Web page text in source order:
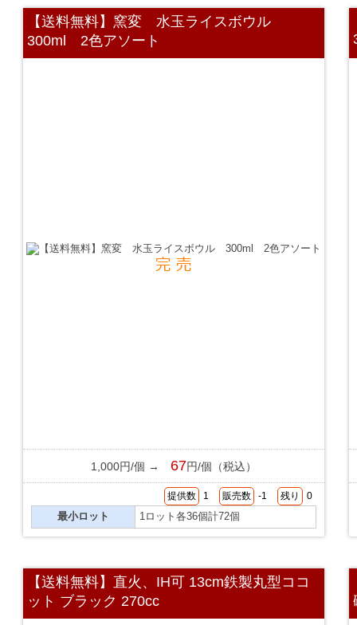
【送料無料】窯変 水玉ライスボウル
300ml 2色アソート
1,000円/個 → 67円/個（税込）
提供数 1 販売数 -1 残り 0
最小ロット 1ロット各36個計72個
【送料無料】直火、IH可 13cm鉄製丸型ココ
ット ブラック 270cc